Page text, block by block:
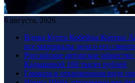
6 августа, 2026
Вдова Курта Кобейна Кортни
все материалы дела о его
Российское авторское общество
Кадышевой 100 тысяч рублей
Глюкоза в откровенном виде